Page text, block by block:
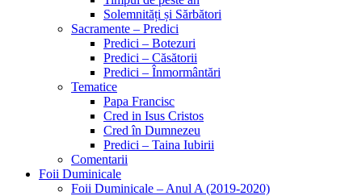
Solemnități și Sărbători
Sacramente – Predici
Predici – Botezuri
Predici – Căsătorii
Predici – Înmormântări
Tematice
Papa Francisc
Cred in Isus Cristos
Cred în Dumnezeu
Predici – Taina Iubirii
Comentarii
Foii Duminicale
Foii Duminicale – Anul A (2019-2020)